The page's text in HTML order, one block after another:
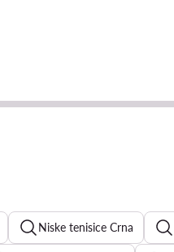
Niske tenisice Crna